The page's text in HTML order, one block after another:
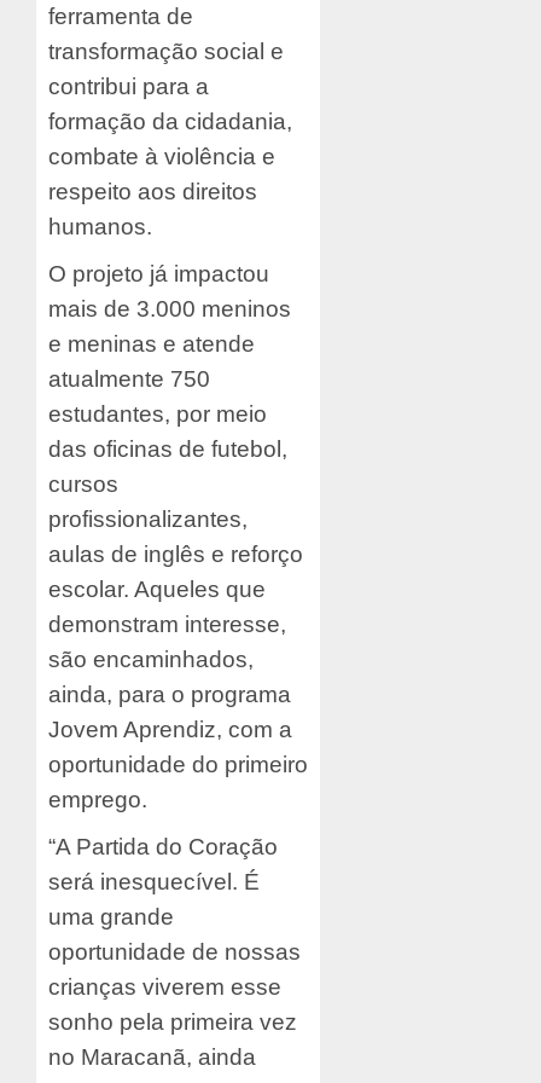
ferramenta de
transformação social e
contribui para a
formação da cidadania,
combate à violência e
respeito aos direitos
humanos.
O projeto já impactou
mais de 3.000 meninos
e meninas e atende
atualmente 750
estudantes, por meio
das oficinas de futebol,
cursos
profissionalizantes,
aulas de inglês e reforço
escolar. Aqueles que
demonstram interesse,
são encaminhados,
ainda, para o programa
Jovem Aprendiz, com a
oportunidade do primeiro
emprego.
“A Partida do Coração
será inesquecível. É
uma grande
oportunidade de nossas
crianças viverem esse
sonho pela primeira vez
no Maracanã, ainda